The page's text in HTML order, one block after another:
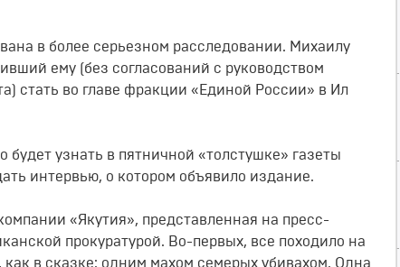
в более серьезном расследовании. Михаилу
ему (без согласований с руководством
стать во главе фракции «Единой России» в Ил
узнать в пятничной «толстушке» газеты
интервью, о котором объявило издание.
«Якутия», представленная на пресс-
прокуратурой. Во-первых, все походило на
в сказке: одним махом семерых убивахом. Одна